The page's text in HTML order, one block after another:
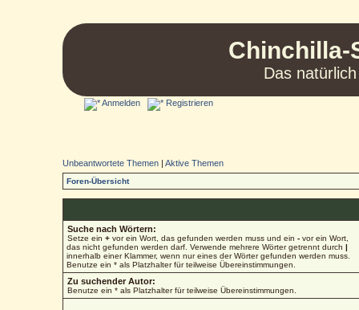
Chinchilla-
Das
Anmelden Registrieren
Unbeantwortete Themen |Aktive Themen
Foren-Übersicht
Suche nach Wörtern:
Setze ein+ vor ein Wort, das gefunden werden muss und ein- vor ein Wort,
das nicht gefunden werden darf. Verwende mehrere Wörter getrennt durch|
innerhalb einer Klammer, wenn nur eines der Wörter gefunden werden muss.
Benutze ein * als Platzhalter für teilweise Übereinstimmungen.
Zu suchender Autor:
Benutze ein * als Platzhalter für teilweise Übereinstimmungen.